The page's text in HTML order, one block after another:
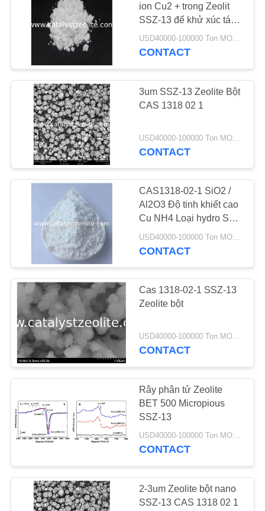
TRANG
PRIVACY
POLICY
ion Cu2 + trong Zeolit ​​
SSZ-13 để khử xúc tác
chọn lọc của NOx bằng
NH3
USD40000-100000 Ton MOQ:1 kg
CONTACT
3um SSZ-13 Zeolite Bột
CAS 1318 02 1
CONTACT
CAS1318-02-1 SiO2 /
Al2O3 Độ tinh khiết cao
Cu NH4 Loại hydro Ssz-
13 Sàng phân tử Zeolit
USD40000-100000 Ton MOQ:1 kg
CONTACT
Cas 1318-02-1 SSZ-13
Zeolite bột
USD40000-100000 Ton MOQ:1 kg
CONTACT
Rây phân tử Zeolite
BET 500 Micropious
SSZ-13
USD40000-100000 Ton MOQ:1 kg
CONTACT
2-3um Zeolite bột nano
SSZ-13 CAS 1318 02 1